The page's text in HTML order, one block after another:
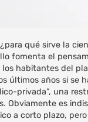
qué sirve la
fomenta el
habitantes del
últimos años si se
privada”, una
Obviamente es
a corto plazo,